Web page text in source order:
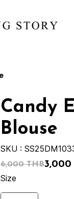
Candy
Blouse
SKU :
6,000 THB3,000
Size